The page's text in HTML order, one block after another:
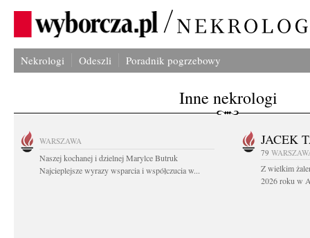
Nekrologi Odeszli Poradnik pogrzebowy
Inne nekrologi
WARSZAWA
Naszej kochanej i dzielnej Marylce Butruk
Najcieplejsze wyrazy wsparcia i współczucia w...
JACEK
79
Z wielkim
2026 roku w